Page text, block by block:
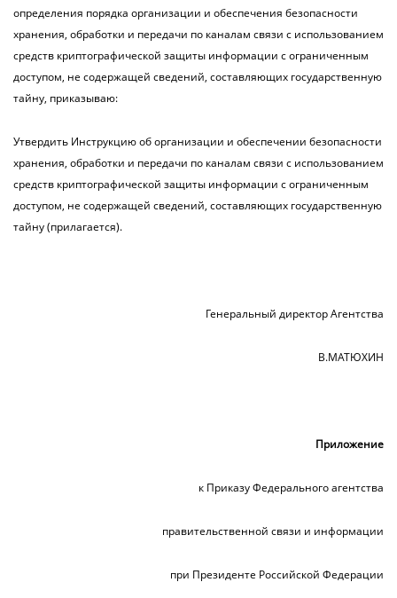
определения порядка организации и обеспечения безопасности
хранения, обработки и передачи по каналам связи с использованием
средств криптографической защиты информации с ограниченным
доступом, не содержащей сведений, составляющих государственную
тайну, приказываю:
Утвердить Инструкцию об организации и обеспечении безопасности
хранения, обработки и передачи по каналам связи с использованием
средств криптографической защиты информации с ограниченным
доступом, не содержащей сведений, составляющих государственную
тайну (прилагается).
Генеральный директор Агентства
В.МАТЮХИН
Приложение
к Приказу Федерального агентства
правительственной связи и информации
при Президенте Российской Федерации